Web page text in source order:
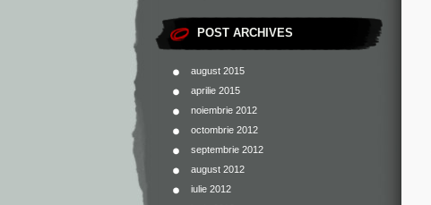
POST ARCHIVES
august 2015
aprilie 2015
noiembrie 2012
octombrie 2012
septembrie 2012
august 2012
iulie 2012